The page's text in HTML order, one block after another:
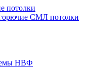
потолки
СМЛ потолки